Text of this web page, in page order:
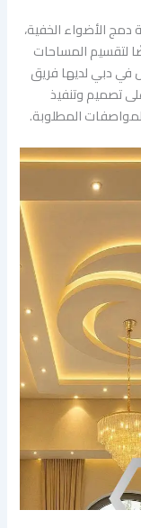
دمج الأضواء الخفية،
لتقسيم المساحات
في دبي لديها فريق
تصميم وتنفيذ
المطلوبة.